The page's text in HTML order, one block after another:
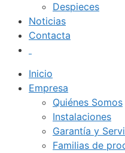
Despieces
Noticias
Contacta
Inicio
Empresa
Quiénes Somos
Instalaciones
Garantía y
Familias de